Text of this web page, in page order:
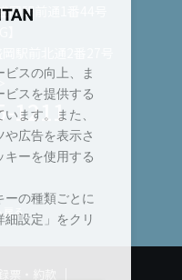
岡駅前通1番44号
1211
戻る
スの向上、ま
ビスを提供する
ます。また、
広告を表示さ
キーを使用する
ーの種類ごとに
設定」をクリ